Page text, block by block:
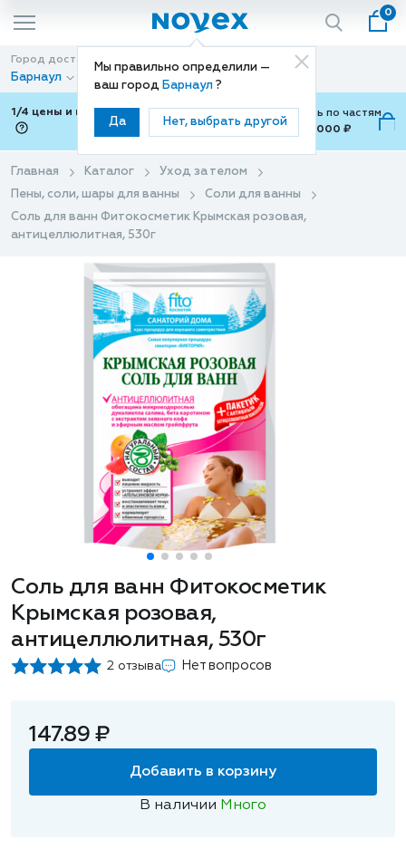
Мы правильно определили —
ваш город Барнаул ?
Да Нет, выбрать другой
0
Город доставки
Барнаул
Способ доставки
Доставка
1/4 цены и покупки ваши с Подели
Можно оплатить по частям
от 700 ₽ до 15,000 ₽
Главная Каталог
Уход за телом
Пены, соли, шары для ванны
Соли для ванны
Соль для ванн Фитокосметик Крымская розовая,
антицеллюлитная, 530г
Соль для ванн Фитокосметик
Крымская розовая,
антицеллюлитная, 530г
2 отзыва Нет вопросов
147.89 ₽
Добавить в корзину
В наличии Много